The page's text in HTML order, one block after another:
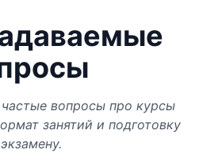
вопросы про курсы
занятий и подготовку